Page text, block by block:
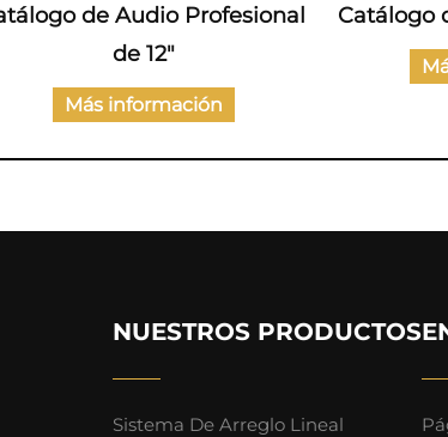
de Audio Profesional
de 12"
Más información
Catálogo
NUESTROS PRODUCTOS
Sistema De Arreglo Lineal